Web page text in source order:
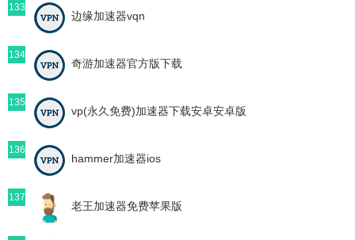
133
边缘加速器vqn
134
奇游加速器官方版下载
135
vp(永久免费)加速器下载安卓安卓版
136
hammer加速器ios
137
老王加速器免费苹果版